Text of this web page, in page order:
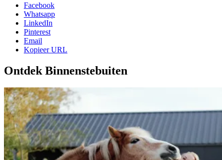
Facebook
Whatsapp
LinkedIn
Pinterest
Email
Kopieer URL
Ontdek Binnenstebuiten